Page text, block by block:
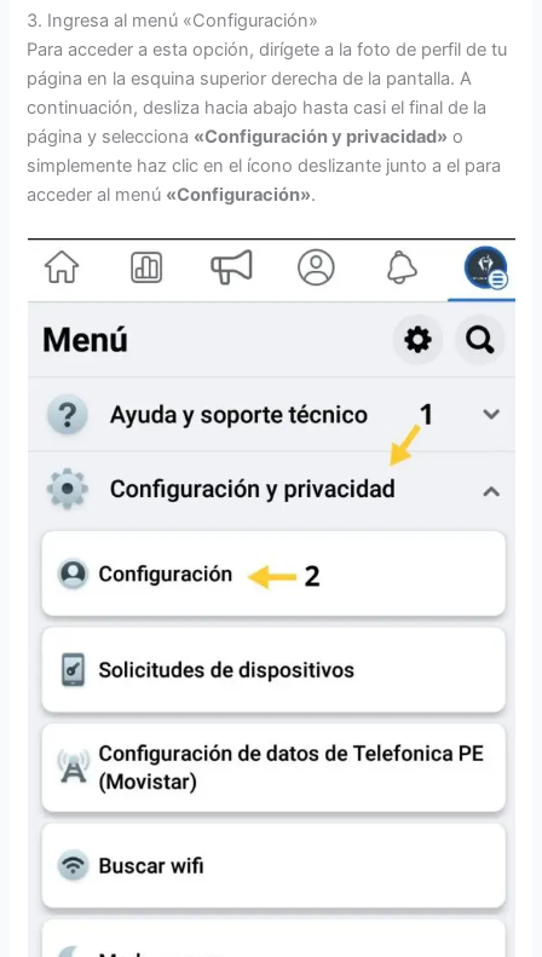
3. Ingresa al menú «Configuración»
Para acceder a esta opción, dirígete a la foto de perfil de tu
página en la esquina superior derecha de la pantalla. A
continuación, desliza hacia abajo hasta casi el final de la
página y selecciona «Configuración y privacidad» o
simplemente haz clic en el ícono deslizante junto a el para
acceder al menú «Configuración».